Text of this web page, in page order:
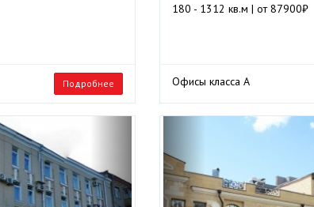
Подробнее
180 - 1312 кв.м | от 87900₽
Офисы класса А